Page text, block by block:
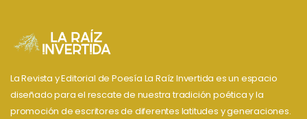
La Revista y Editorial de Poesía La Raíz Invertida es un espacio
diseñado para el rescate de nuestra tradición poética y la
promoción de escritores de diferentes latitudes y generaciones.